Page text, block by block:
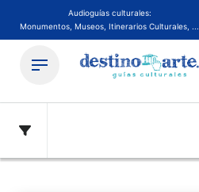
Audioguías culturales:
Monumentos, Museos, Itinerarios Culturales, ...